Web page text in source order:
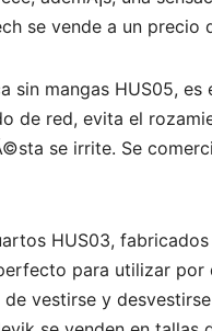
se vende a un precio
sin mangas HUS05,
de red, evita el
se irrite. Se
HUS03,
para utilizar
vestirse y